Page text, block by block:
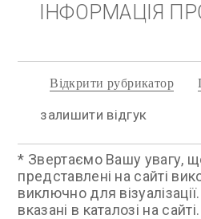
ІНФОРМАЦІЯ
залишити відгук
Відкрити рубрикатор
* Звертаємо Вашу увагу,
представлені на сайті
виключно для
вказані в каталозі на сайті.